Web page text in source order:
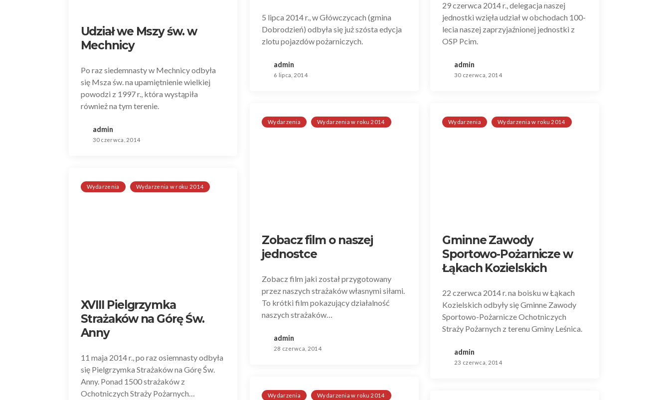
5 lipca 2014 r., w Główczycach (gmina
Dobrodzień) odbyła się już szósta edycja
zlotu pojazdów pożarniczych.
admin
6 lipca, 2014
29 czerwca 2014 r., delegacja naszej
jednostki wzięła udział w obchodach 100-
lecia naszej zaprzyjaźnionej jednostki z
OSP Pcim.
admin
30 czerwca, 2014
Udział we Mszy św. w
Mechnicy
Po raz siedemnasty w Mechnicy odbyła
się Msza św. na upamiętnienie wielkiej
powodzi z 1997 r., która wystąpiła
również na tym terenie.
admin
30 czerwca, 2014
Wydarzenia Wydarzenia w roku 2014
Zobacz film o naszej
jednostce
Zobacz film jaki został przygotowany
przez naszych strażaków własnymi siłami.
To krótki film pokazujący działalność
naszych strażaków…
admin
28 czerwca, 2014
Wydarzenia Wydarzenia w roku 2014
Gminne Zawody
Sportowo-Pożarnicze w
Łąkach Kozielskich
22 czerwca 2014 r. na boisku w Łąkach
Kozielskich odbyły się Gminne Zawody
Sportowo-Pożarnicze Ochotniczych
Straży Pożarnych z terenu Gminy Leśnica.
admin
23 czerwca, 2014
Wydarzenia Wydarzenia w roku 2014
XVIII Pielgrzymka
Strażaków na Górę Św.
Anny
11 maja 2014 r., po raz osiemnasty odbyła
się Pielgrzymka Strażaków na Górę Św.
Anny. Ponad 1500 strażaków z
Ochotniczych Straży Pożarnych…
Wydarzenia Wydarzenia w roku 2014